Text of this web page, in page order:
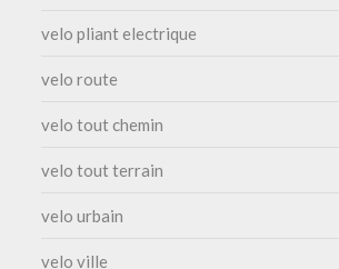
velo pliant electrique
velo route
velo tout chemin
velo tout terrain
velo urbain
velo ville